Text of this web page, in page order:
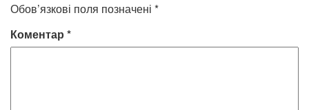
Обов’язкові поля позначені *
Коментар *